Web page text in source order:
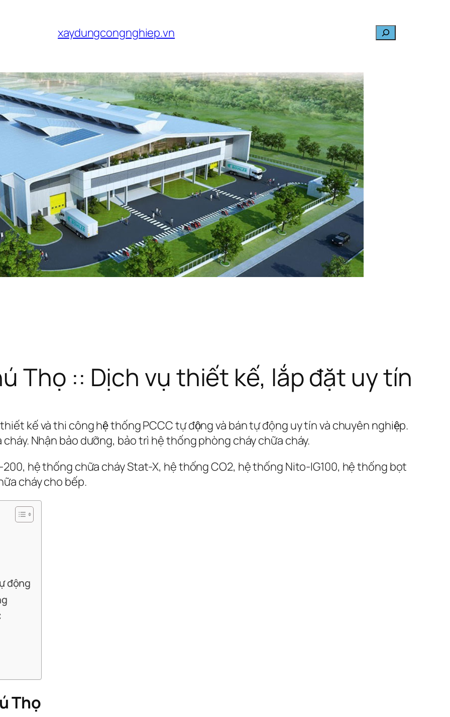
xaydungcongnghiep.vn Search
Thọ :: Dịch vụ thiết kế, lắp đặt uy tín
kế và thi công hệ thống PCCC tự động và bán tự động uy tín và chuyên nghiệp.
Nhận bảo dưỡng, bảo trì hệ thống phòng cháy chữa cháy.
hệ thống chữa cháy Stat-X, hệ thống CO2, hệ thống Nito-IG100, hệ thống bọt
cháy cho bếp.
động
Thọ